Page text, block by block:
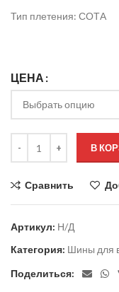
Тип плетения: СОТА
ЦЕНА
В
Сравнить
Артикул: Н/Д
Категория: Шины для
Поделиться: